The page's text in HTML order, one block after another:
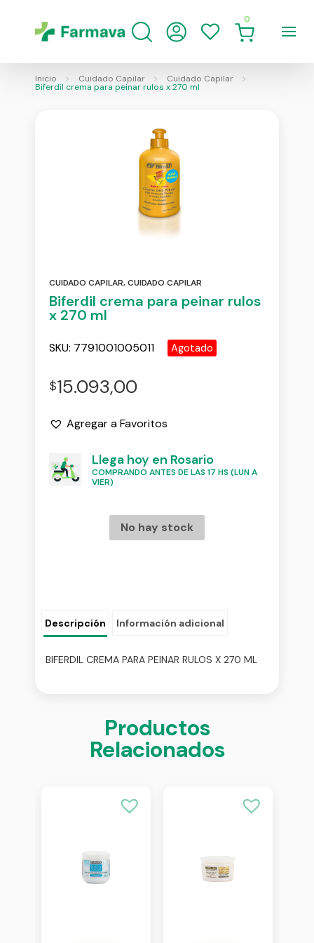
0
Inicio Cuidado Capilar Cuidado Capilar
Biferdil crema para peinar rulos x 270 ml
CUIDADO CAPILAR,CUIDADO CAPILAR
Biferdil crema para peinar rulos
x 270 ml
SKU: 7791001005011 Agotado
$15.093,00
Agregar a Favoritos
Llega hoy en Rosario
COMPRANDO ANTES DE LAS 17 HS (LUN A
VIER)
No hay stock
Descripción Información adicional
BIFERDIL CREMA PARA PEINAR RULOS X 270 ML
Productos
Relacionados